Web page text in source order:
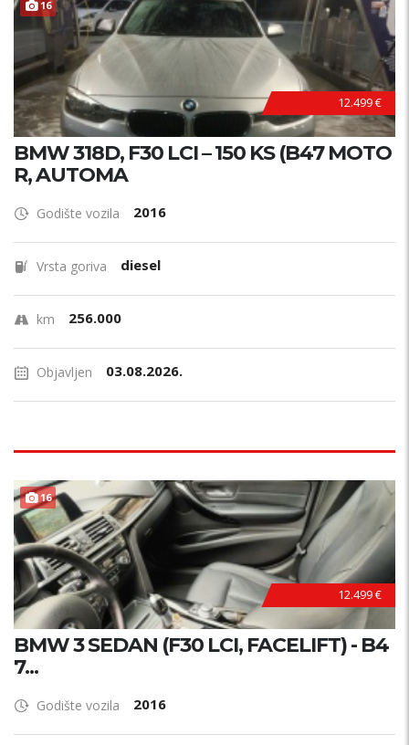
16 PRILIKA !
12.499 €
BMW 318D, F30 LCI – 150 KS (B47 MOTO
R, AUTOMA
Godište vozila 2016
Vrsta goriva diesel
km 256.000
Objavljen 03.08.2026.
16
12.499 €
BMW 3 SEDAN (F30 LCI, FACELIFT) - B4
7...
Godište vozila 2016